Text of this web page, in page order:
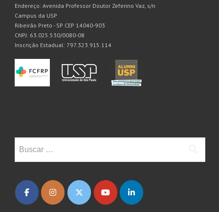
Endereço: Avenida Professor Doutor Zeferino Vaz, s/n
Campus da USP
Ribeirão Preto - SP CEP 14040-903
CNPJ: 63.025.530/0080-08
Inscrição Estadual: 797.323.915.114